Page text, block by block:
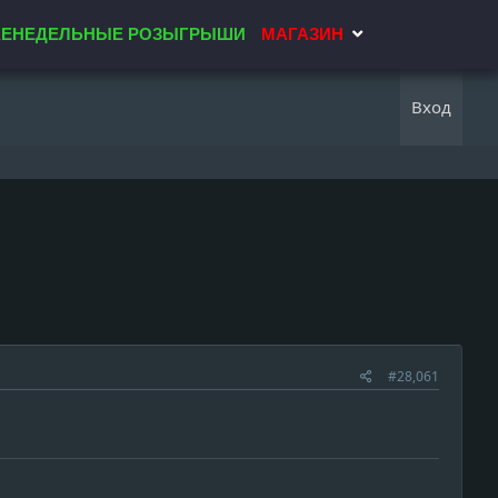
РОЗЫГРЫШИ МАГАЗИН
Вход
#28,061